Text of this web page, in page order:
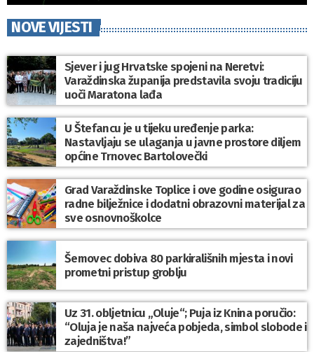
NOVE VIJESTI
Sjever i jug Hrvatske spojeni na Neretvi:
Varaždinska županija predstavila svoju tradiciju
uoči Maratona lađa
U Štefancu je u tijeku uređenje parka:
Nastavljaju se ulaganja u javne prostore diljem
općine Trnovec Bartolovečki
Grad Varaždinske Toplice i ove godine osigurao
radne bilježnice i dodatni obrazovni materijal za
sve osnovnoškolce
Šemovec dobiva 80 parkirališnih mjesta i novi
prometni pristup groblju
Uz 31. obljetnicu „Oluje“; Puja iz Knina poručio:
“Oluja je naša najveća pobjeda, simbol slobode i
zajedništva!”